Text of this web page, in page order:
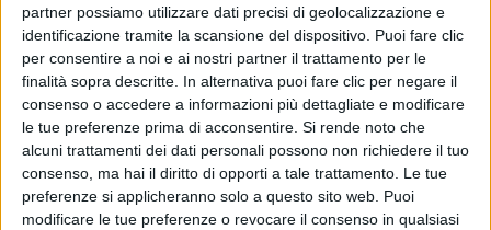
partner possiamo utilizzare dati precisi di geolocalizzazione e
identificazione tramite la scansione del dispositivo. Puoi fare clic
per consentire a noi e ai nostri partner il trattamento per le
finalità sopra descritte. In alternativa puoi fare clic per negare il
consenso o accedere a informazioni più dettagliate e modificare
le tue preferenze prima di acconsentire. Si rende noto che
alcuni trattamenti dei dati personali possono non richiedere il tuo
consenso, ma hai il diritto di opporti a tale trattamento. Le tue
preferenze si applicheranno solo a questo sito web. Puoi
modificare le tue preferenze o revocare il consenso in qualsiasi
Un post condiviso da Brunori Sas (@brunorisas)
Brunoriha raccontato la sua nuova avventura con
queste parole: “Questo è il tipo di film che piace a